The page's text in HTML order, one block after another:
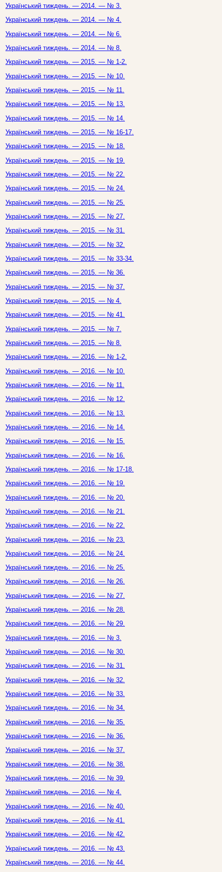
Український тиждень. — 2014. — № 3.
Український тиждень. — 2014. — № 4.
Український тиждень. — 2014. — № 6.
Український тиждень. — 2014. — № 8.
Український тиждень. — 2015. — № 1-2.
Український тиждень. — 2015. — № 10.
Український тиждень. — 2015. — № 11.
Український тиждень. — 2015. — № 13.
Український тиждень. — 2015. — № 14.
Український тиждень. — 2015. — № 16-17.
Український тиждень. — 2015. — № 18.
Український тиждень. — 2015. — № 19.
Український тиждень. — 2015. — № 22.
Український тиждень. — 2015. — № 24.
Український тиждень. — 2015. — № 25.
Український тиждень. — 2015. — № 27.
Український тиждень. — 2015. — № 31.
Український тиждень. — 2015. — № 32.
Український тиждень. — 2015. — № 33-34.
Український тиждень. — 2015. — № 36.
Український тиждень. — 2015. — № 37.
Український тиждень. — 2015. — № 4.
Український тиждень. — 2015. — № 41.
Український тиждень. — 2015. — № 7.
Український тиждень. — 2015. — № 8.
Український тиждень. — 2016. — № 1-2.
Український тиждень. — 2016. — № 10.
Український тиждень. — 2016. — № 11.
Український тиждень. — 2016. — № 12.
Український тиждень. — 2016. — № 13.
Український тиждень. — 2016. — № 14.
Український тиждень. — 2016. — № 15.
Український тиждень. — 2016. — № 16.
Український тиждень. — 2016. — № 17-18.
Український тиждень. — 2016. — № 19.
Український тиждень. — 2016. — № 20.
Український тиждень. — 2016. — № 21.
Український тиждень. — 2016. — № 22.
Український тиждень. — 2016. — № 23.
Український тиждень. — 2016. — № 24.
Український тиждень. — 2016. — № 25.
Український тиждень. — 2016. — № 26.
Український тиждень. — 2016. — № 27.
Український тиждень. — 2016. — № 28.
Український тиждень. — 2016. — № 29.
Український тиждень. — 2016. — № 3.
Український тиждень. — 2016. — № 30.
Український тиждень. — 2016. — № 31.
Український тиждень. — 2016. — № 32.
Український тиждень. — 2016. — № 33.
Український тиждень. — 2016. — № 34.
Український тиждень. — 2016. — № 35.
Український тиждень. — 2016. — № 36.
Український тиждень. — 2016. — № 37.
Український тиждень. — 2016. — № 38.
Український тиждень. — 2016. — № 39.
Український тиждень. — 2016. — № 4.
Український тиждень. — 2016. — № 40.
Український тиждень. — 2016. — № 41.
Український тиждень. — 2016. — № 42.
Український тиждень. — 2016. — № 43.
Український тиждень. — 2016. — № 44.